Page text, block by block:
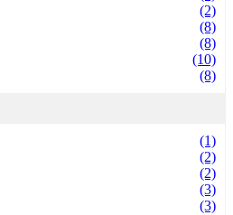
(2)
(8)
(8)
(10)
(8)
(1)
(2)
(2)
(3)
(3)